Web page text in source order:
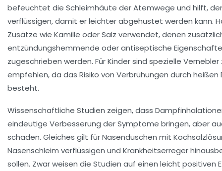
befeuchtet die Schleimhäute der Atemwege und hilft,
verflüssigen, damit er leichter abgehustet werden kann.
Zusätze wie Kamille oder Salz verwendet, denen
entzündungshemmende oder antiseptische
zugeschrieben werden. Für Kinder sind spezielle Vernebler
empfehlen, da das Risiko von Verbrühungen durch heißen
besteht.
Wissenschaftliche Studien zeigen, dass
eindeutige Verbesserung der Symptome bringen, aber
schaden. Gleiches gilt für Nasenduschen mit
Nasenschleim verflüssigen und Krankheitserreger
sollen. Zwar weisen die Studien auf einen leicht positiven